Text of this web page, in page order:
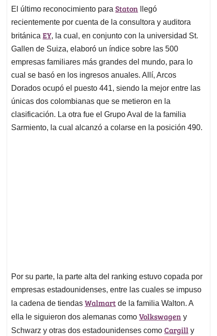
El último reconocimiento para Staton llegó
recientemente por cuenta de la consultora y auditora
británica EY, la cual, en conjunto con la universidad St.
Gallen de Suiza, elaboró un índice sobre las 500
empresas familiares más grandes del mundo, para lo
cual se basó en los ingresos anuales. Allí, Arcos
Dorados ocupó el puesto 441, siendo la mejor entre las
únicas dos colombianas que se metieron en la
clasificación. La otra fue el Grupo Aval de la familia
Sarmiento, la cual alcanzó a colarse en la posición 490.
Por su parte, la parte alta del ranking estuvo copada por
empresas estadounidenses, entre las cuales se impuso
la cadena de tiendas Walmart de la familia Walton. A
ella le siguieron dos alemanas como Volkswagen y
Schwarz y otras dos estadounidenses como Cargill y